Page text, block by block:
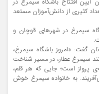
هم­زمان آیین افتتاح باشگاه سیمرغ در
کثیری از دانش­‌آموزان مستعد
سیمرغ در شهرهای قوچان و
گفت: «امروز باشگاه سیمرغ،
سیمرغ عطار، در مسیر شناخت
پرواز است؛ جایی که هر قلم،
به خانواده سیمرغ خوش